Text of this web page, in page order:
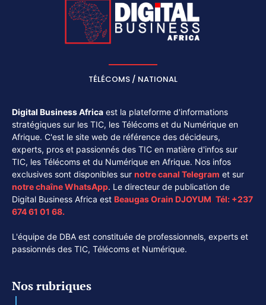
TÉLÉCOMS / NATIONAL
Digital Business Africa est la plateforme d'informations
stratégiques sur les TIC, les Télécoms et du Numérique en
Afrique. C'est le site web de référence des décideurs,
experts, pros et passionnés des TIC en matière d'infos sur
TIC, les Télécoms et du Numérique en Afrique. Nos infos
exclusives sont disponibles sur notre canal Telegram et sur
notre chaîneWhatsApp. Le directeur de publication de
Digital Business Africa est Beaugas Orain DJOYUM. Tél: +237
674 61 01 68.
L'équipe de DBA est constituée de professionnels, experts et
passionnés des TIC, Télécoms et Numérique.
Nos rubriques